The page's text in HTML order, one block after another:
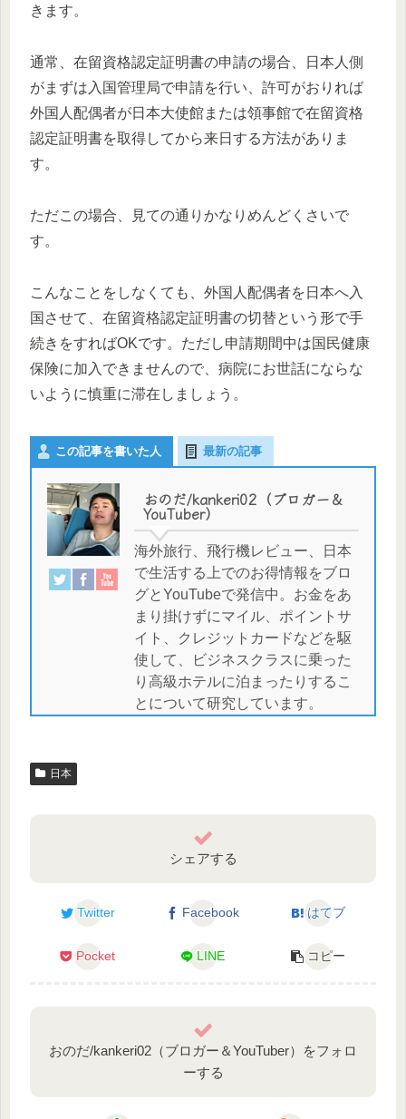
きます。
通常、在留資格認定証明書の申請の場合、日本人側
がまずは入国管理局で申請を行い、許可がおりれば
外国人配偶者が日本大使館または領事館で在留資格
認定証明書を取得してから来日する方法がありま
す。
ただこの場合、見ての通りかなりめんどくさいで
す。
こんなことをしなくても、外国人配偶者を日本へ入
国させて、在留資格認定証明書の切替という形で手
続きをすればOKです。ただし申請期間中は国民健康
保険に加入できませんので、病院にお世話にならな
いように慎重に滞在しましょう。
この記事を書いた人 最新の記事
おのだ/kankeri02（ブロガー＆
YouTuber）
海外旅行、飛行機レビュー、日本
で生活する上でのお得情報をブロ
グとYouTubeで発信中。お金をあ
まり掛けずにマイル、ポイントサ
イト、クレジットカードなどを駆
使して、ビジネスクラスに乗った
り高級ホテルに泊まったりするこ
とについて研究しています。
日本
シェアする
Twitter Facebook はてブ
Pocket LINE コピー
おのだ/kankeri02（ブロガー＆YouTuber）をフォロ
ーする